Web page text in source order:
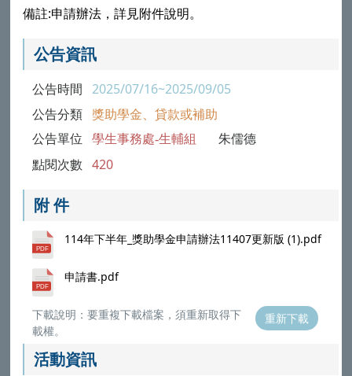
備註:申請辦法，詳見附件說明。
公告資訊
公告時間 2025/07/16~2025/09/05
公告分類 獎助學金、貸款或補助
公告單位 學生事務處-生輔組 朱儒德
點閱次數 420
附 件
114年下半年_獎助學金申請辦法11407更新版 (1).pdf
申請書.pdf
下載說明：要重複下載檔案，須重新取得下
載權。
重新下載
活動資訊